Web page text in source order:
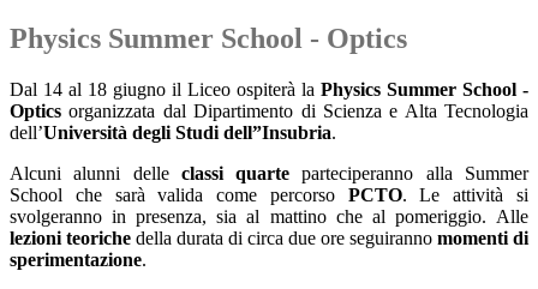
Physics Summer School - Optics
Dal 14 al 18 giugno il Liceo ospiterà la Physics Summer School -
Optics organizzata dal Dipartimento di Scienza e Alta Tecnologia
dell’Università degli Studi dell”Insubria.
Alcuni alunni delle classi quarte parteciperanno alla Summer
School che sarà valida come percorso PCTO. Le attività si
svolgeranno in presenza, sia al mattino che al pomeriggio. Alle
lezioni teoriche della durata di circa due ore seguiranno momenti di
sperimentazione.